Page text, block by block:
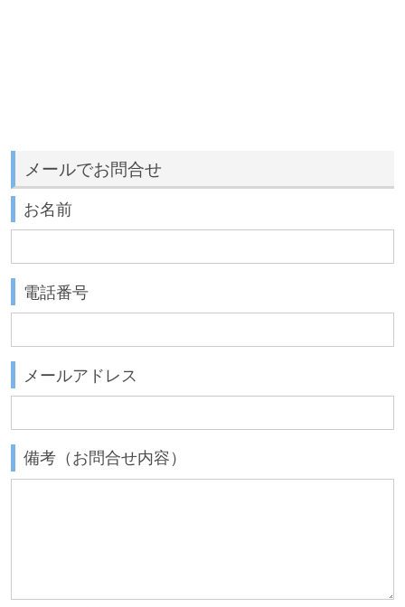
メールでお問合せ
お名前
電話番号
メールアドレス
備考（お問合せ内容）